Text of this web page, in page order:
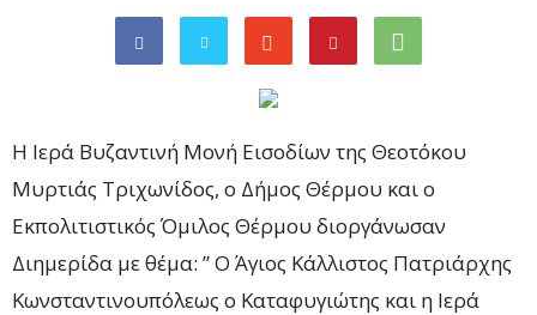
Η Ιερά Βυζαντινή Μονή Εισοδίων της Θεοτόκου
Μυρτιάς Τριχωνίδος, ο Δήμος Θέρμου και ο
Εκπολιτιστικός Όμιλος Θέρμου διοργάνωσαν
Διημερίδα με θέμα: ” Ο Άγιος Κάλλιστος Πατριάρχης
Κωνσταντινουπόλεως ο Καταφυγιώτης και η Ιερά